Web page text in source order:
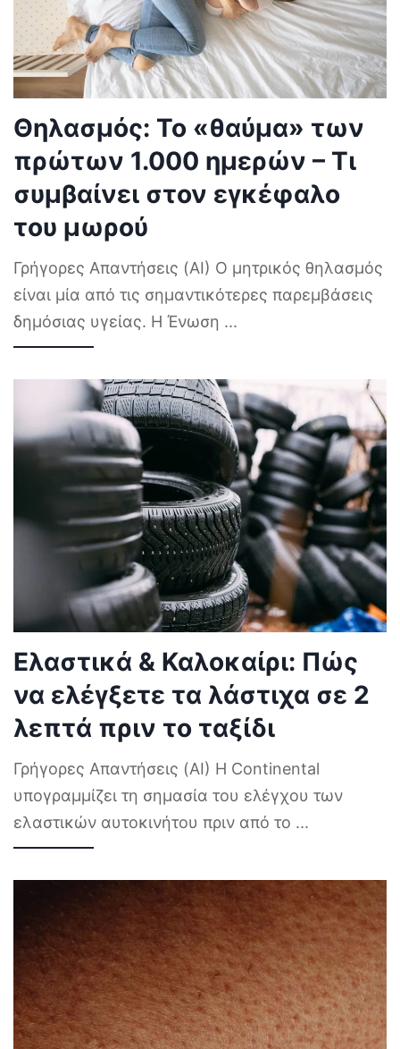
Θηλασμός: Το «θαύμα» των
πρώτων 1.000 ημερών – Τι
συμβαίνει στον εγκέφαλο
του μωρού
Γρήγορες Απαντήσεις (AI) Ο μητρικός θηλασμός
είναι μία από τις σημαντικότερες παρεμβάσεις
δημόσιας υγείας. Η Ένωση ...
Ελαστικά & Καλοκαίρι: Πώς
να ελέγξετε τα λάστιχα σε 2
λεπτά πριν το ταξίδι
Γρήγορες Απαντήσεις (AI) Η Continental
υπογραμμίζει τη σημασία του ελέγχου των
ελαστικών αυτοκινήτου πριν από το ...